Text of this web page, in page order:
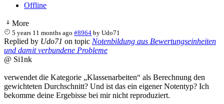
Offline
More
5 years 11 months ago #8964 byUdo71
Replied by Udo71 on topic Notenbildung aus Bewertungseinheiten
und damit verbundene Probleme
@ Si1nk
verwendet die Kategorie „Klassenarbeiten“ als Berechnung den
gewichteten Durchschnitt? Und ist das ein eigener Notentyp? Ich
bekomme deine Ergebisse bei mir nicht reproduziert.